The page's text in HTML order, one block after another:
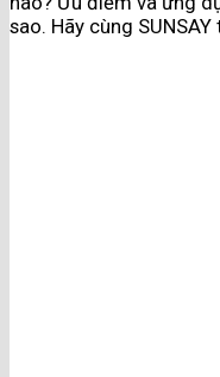
sao. Hãy cùng